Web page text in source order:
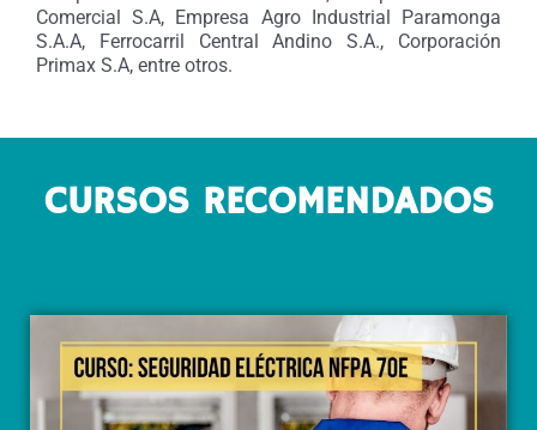
Comercial S.A, Empresa Agro Industrial Paramonga
S.A.A, Ferrocarril Central Andino S.A., Corporación
Primax S.A, entre otros.
CURSOS RECOMENDADOS